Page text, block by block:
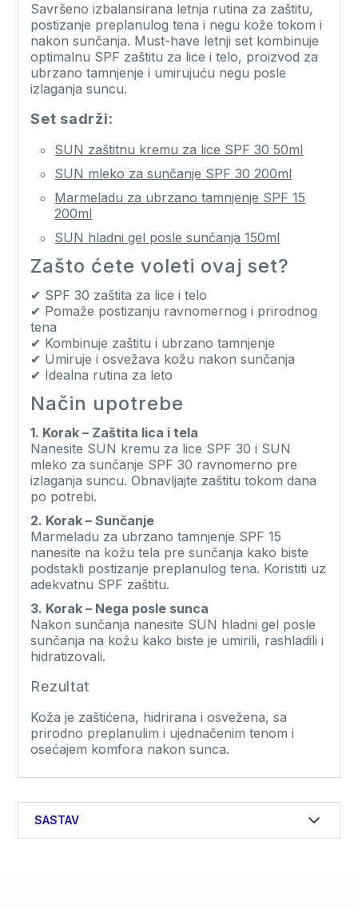
Savršeno izbalansirana letnja rutina za zaštitu,
postizanje preplanulog tena i negu kože tokom i
nakon sunčanja. Must-have letnji set kombinuje
optimalnu SPF zaštitu za lice i telo, proizvod za
ubrzano tamnjenje i umirujuću negu posle
izlaganja suncu.
Set sadrži:
SUN zaštitnu kremu za lice SPF 30 50ml
SUN mleko za sunčanje SPF 30 200ml
Marmeladu za ubrzano tamnjenje SPF 15
200ml
SUN hladni gel posle sunčanja 150ml
Zašto ćete voleti ovaj set?
✔ SPF 30 zaštita za lice i telo
✔ Pomaže postizanju ravnomernog i prirodnog
tena
✔ Kombinuje zaštitu i ubrzano tamnjenje
✔ Umiruje i osvežava kožu nakon sunčanja
✔ Idealna rutina za leto
Način upotrebe
1. Korak – Zaštita lica i tela
Nanesite SUN kremu za lice SPF 30 i SUN
mleko za sunčanje SPF 30 ravnomerno pre
izlaganja suncu. Obnavljajte zaštitu tokom dana
po potrebi.
2. Korak – Sunčanje
Marmeladu za ubrzano tamnjenje SPF 15
nanesite na kožu tela pre sunčanja kako biste
podstakli postizanje preplanulog tena. Koristiti uz
adekvatnu SPF zaštitu.
3. Korak – Nega posle sunca
Nakon sunčanja nanesite SUN hladni gel posle
sunčanja na kožu kako biste je umirili, rashladili i
hidratizovali.
Rezultat
Koža je zaštićena, hidrirana i osvežena, sa
prirodno preplanulim i ujednačenim tenom i
osećajem komfora nakon sunca.
SASTAV